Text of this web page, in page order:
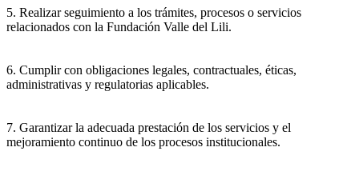
5. Realizar seguimiento a los trámites, procesos o servicios
relacionados con la Fundación Valle del Lili.
6. Cumplir con obligaciones legales, contractuales, éticas,
administrativas y regulatorias aplicables.
7. Garantizar la adecuada prestación de los servicios y el
mejoramiento continuo de los procesos institucionales.